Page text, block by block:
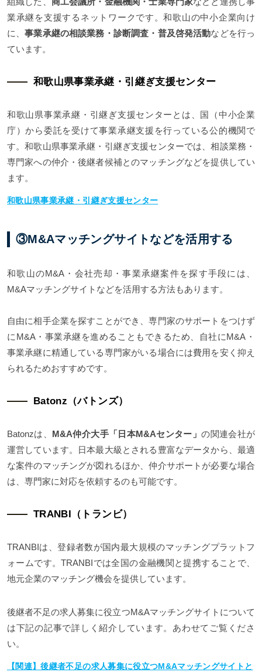
業承継を支援するネットワークです。和歌山の中小企業向け
に、事業承継の相談業務・診断調査・普及啓発活動などを行っ
ています。
和歌山県事業承継・引継ぎ支援センター
和歌山県事業承継・引継ぎ支援センターとは、国（中小企業
庁）から委託を受けて事業承継支援を行っている公的機関で
す。和歌山県事業承継・引継ぎ支援センターでは、相談業務・
専門家への仲介・後継者候補とのマッチングなどを提供してい
ます。
和歌山県事業承継・引継ぎ支援センター
③M&Aマッチングサイトなどを活用する
和歌山のM&A・会社売却・事業承継案件を探す手段には、
M&Aマッチングサイトなどを活用する方法もあります。
自由に相手企業を探すことができ、専門家のサポートをつけず
にM&A・事業承継を進めることもできるため、自社にM&A・
事業承継に精通している専門家がいる場合には費用を安く抑え
られるためおすすめです。
Batonz（バトンズ）
Batonzは、 M&A仲介大手「日本M&Aセンター」の関連会社が
運営しています。日本最大級とされる豊富なデータから、最適
な案件のマッチングが図れるほか、仲介サポートが必要な場合
は、専門家に対応を依頼するのも可能です。
TRANBI（トランビ）
TRANBIは、登録者数が国内最大規模のマッチングプラットフ
ォームです。TRANBIでは全国の金融機関と提携することで、
地元企業のマッチング機会を提供しています。
後継者不足の求人募集に役立つM&Aマッチングサイトについて
は下記の記事で詳しく紹介しています。あわせてご覧くださ
い。
【関連】後継者不足の求人募集に役立つM&Aマッチングサイトと